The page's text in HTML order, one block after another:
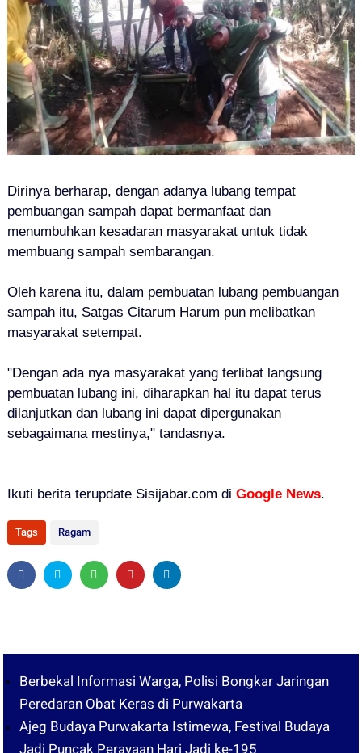
Dirinya berharap, dengan adanya lubang tempat
pembuangan sampah dapat bermanfaat dan
menumbuhkan kesadaran masyarakat untuk tidak
membuang sampah sembarangan.
Oleh karena itu, dalam pembuatan lubang pembuangan
sampah itu, Satgas Citarum Harum pun melibatkan
masyarakat setempat.
"Dengan ada nya masyarakat yang terlibat langsung
pembuatan lubang ini, diharapkan hal itu dapat terus
dilanjutkan dan lubang ini dapat dipergunakan
sebagaimana mestinya," tandasnya.
Ikuti berita terupdate Sisijabar.com di Google News.
Tags Ragam
Berbekal Informasi Warga, Polisi Bongkar Jaringan
Peredaran Obat Keras di Purwakarta
Ajeg Budaya Purwakarta Istimewa, Festival Budaya
Jadi Puncak Perayaan Hari Jadi ke-195